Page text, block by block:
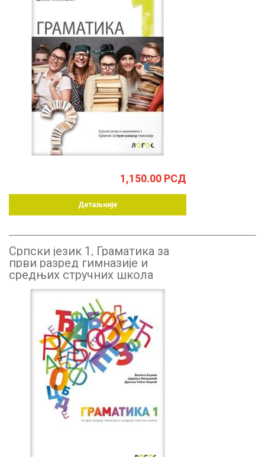
1,150.00 РСД
Детаљније
Српски језик 1, Граматика за
први разред гимназије и
средњих стручних школа